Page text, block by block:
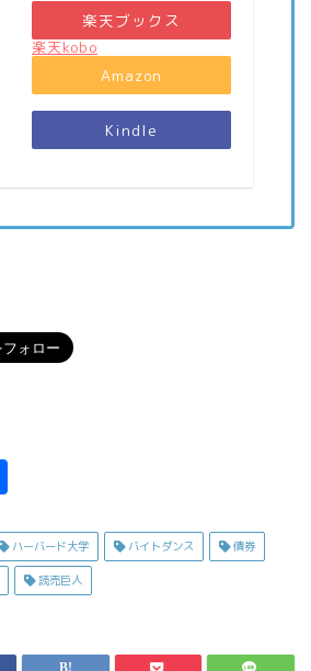
楽天ブックス
楽天kobo
Amazon
Kindle
ハーバード大学 バイトダンス 債券
読売巨人